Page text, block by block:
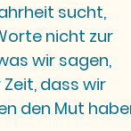
sucht,
nicht zur
wir sagen,
dass wir
den Mut